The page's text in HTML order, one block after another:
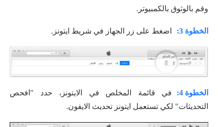
وقم بالوثوق بالكمبيوتر.
الخطوة 3: اضغط على زر الجهاز في شريط ايتونز.
الخطوة 4:
في قائمة المخلص في الايتونز، حدد "افحص
التحديثات" لكي تستعمل ايتونز تحديث الايفون.